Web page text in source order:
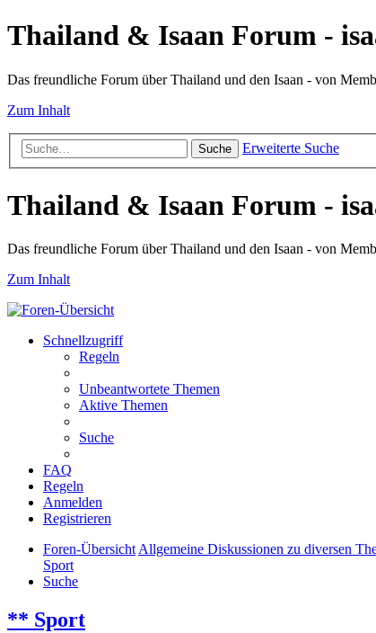
Thailand & Isaan Forum -
Das freundliche Forum über Thailand und den Isaan - von
Zum Inhalt
Suche Erweiterte Suche
Thailand & Isaan Forum -
Das freundliche Forum über Thailand und den Isaan - von
Zum Inhalt
Schnellzugriff
Regeln
Unbeantwortete Themen
Aktive Themen
Suche
FAQ
Regeln
Anmelden
Registrieren
Foren-Übersicht Allgemeine Diskussionen zu diversen
Sport
Suche
** Sport